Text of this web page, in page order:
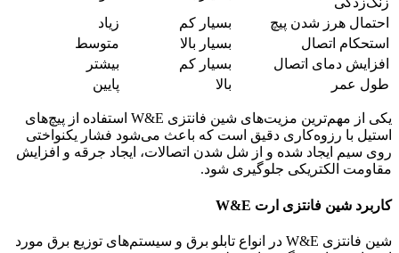
احتمال هرز شدن پیچ
بسیار کم
زیاد
استحکام اتصال
بسیار بالا
متوسط
افزایش دمای اتصال
بسیار کم
بیشتر
طول عمر
بالا پایین
یکی از مهم‌ترین مزیت‌های شین فانتزی W&E استفاده از پیچ‌های
استیل با رزوه‌کاری دقیق است که باعث می‌شود فشار یکنواختی
روی سیم ایجاد شده و از شل شدن اتصالات، ایجاد جرقه و افزایش
مقاومت الکتریکی جلوگیری شود.
کاربرد شین فانتزی ارت W&E
شین فانتزی W&E در انواع تابلو برق و سیستم‌های توزیع برق مورد